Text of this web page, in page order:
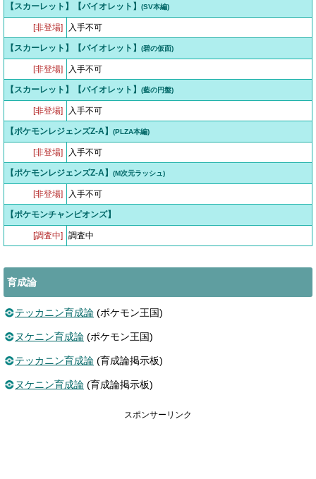
【スカーレット】【バイオレット】 (SV本編)
[非登場] 入手不可
【スカーレット】【バイオレット】 (碧の仮面)
[非登場] 入手不可
【スカーレット】【バイオレット】 (藍の円盤)
[非登場] 入手不可
【ポケモンレジェンズZ-A】 (PLZA本編)
[非登場] 入手不可
【ポケモンレジェンズZ-A】 (M次元ラッシュ)
[非登場] 入手不可
【ポケモンチャンピオンズ】
[調査中] 調査中
育成論
テッカニン育成論 (ポケモン王国)
ヌケニン育成論 (ポケモン王国)
テッカニン育成論 (育成論掲示板)
ヌケニン育成論 (育成論掲示板)
スポンサーリンク